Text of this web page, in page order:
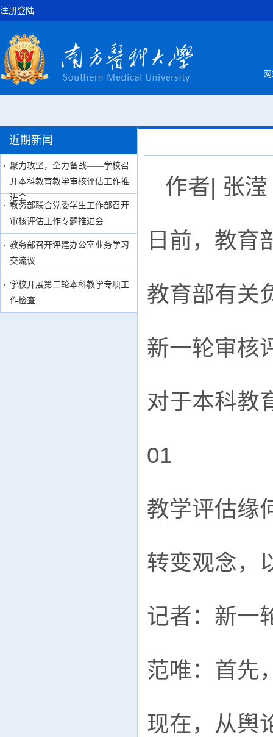
注册登陆
近期新闻
聚力攻坚，全力备战——学校召
开本科教育教学审核评估工作推
进会
教务部联合党委学生工作部召开
审核评估工作专题推进会
教务部召开评建办公室业务学习
交流议
学校开展第二轮本科教学专项工
作检查
作者| 张
日前，教育
教育部有关
新一轮审核
对于本科教
01
教学评估缘
转变观念，
记者：新一
范唯：首先
现在，从舆